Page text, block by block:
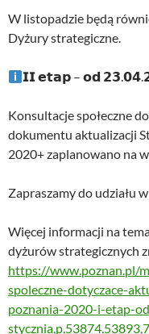
W listopadzie będą
Dyżury strategiczne.
𝗜𝗜 𝗲𝘁𝗮𝗽 – 𝗼𝗱
Konsultacje społeczne
dokumentu aktualizacji
2020+ zaplanowano na
Zapraszamy do udziału
Więcej informacji na
dyżurów strategicznych
https://www.poznan.pl/
spoleczne-dotyczace-
poznania-2020-i-etap-